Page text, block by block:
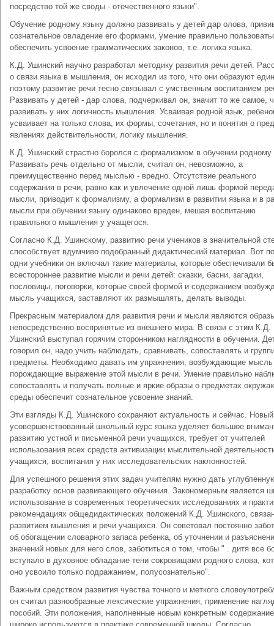
посредство той же своды - отечественного языки".
Обучение родному языку должно развивать у детей дар олова,
сознательное овладение его формами, умение правильно
обеспечить усвоение грамматических законов, т.е. логика языка.
К.Д. Ушинский научно разработал методику развития речи детей.
о связи языка в мышления, он исходил из того, что они образуют
поэтому развитие речи тесно связывал с умственным воспитанием
Развивать у детей - дар слова, подчеркивал он, значит то же самое,
развивать у них логичность мышления. Усваивая родной язык,
усваивает на только слова, их формы, сочетания, но и понятия о
явлениях действительности, логику мышления.
К.Д. Ушинский страстно боролся с формализмом в обучении родному
Развивать речь отдельно от мысли, считал он, невозможно, а
преимущественно перед мыслью - вредно. Отсутствие реального
содержания в речи, равно как и увлечение одной лишь формой
мысли, приводит к формализму, а формализм в развитии языка и в
мысли при обучении языку одинаково вреден, мешая воспитанию
правильного мышления у учащегося.
Согласно К.Д. Ушинскому, развитию речи учеников в значительной
способствует вдумчиво подобранный дидактический материал. Вот
одни учебники он включал такие материалы, которые обеспечивали
всестороннее развитие мысли и речи детей: сказки, басни, загадки,
пословицы, поговорки, которые своей формой и содержанием
мысль учащихся, заставляют их размышлять, делать выводы.
Прекрасным материалом для развития речи и мысли являются
непосредственно воспринятые из внешнего мира. В связи с этим К.Д.
Ушинский выступал горячим сторонником наглядности в обучении.
говорил он, надо учить наблюдать, сравнивать, сопоставлять и
предметы. Необходимо давать им упражнения, возбуждающие мысль
порождающие выражение этой мысли в речи. Умение правильно
сопоставлять и получать полные и яркие образы о предметах
среды обеспечит сознательное усвоение знаний.
Эти взгляды К.Д. Ушинского сохраняют актуальность и сейчас.
усовершенствованный школьный курс языка уделяет большое
развитию устной и письменной речи учащихся, требует от учителей
использования всех средств активизации мыслительной
учащихся, воспитания у них исследовательских наклонностей.
Для успешного решения этих задач учителям нужно дать
разработку основ развивающего обучения. Закономерным является
использование в современных теоретических исследованиях и
рекомендациях общедидактических положений К.Д. Ушинского,
развитием мышления и речи учащихся. Он советовал постоянно
об обогащении словарного запаса ребенка, об уточнении и
значений новых для него слов, заботиться о том, чтобы " . дитя все
вступало в духовное обладание тени сокровищами родного слова,
оно усвоило только подражанием, полусознательно".
Важным средством развития чувства точного и меткого
он считал разнообразные лексические упражнения, применение
пособий. Эти положения, наполненные новым конкретным